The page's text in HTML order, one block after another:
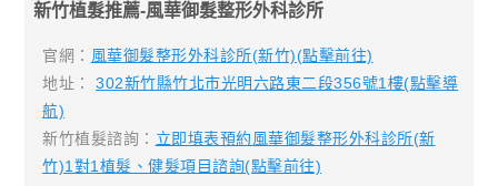
新竹植髮推薦-風華御髮整形外科診所
官網： 風華御髮整形外科診所(新竹)(點擊前往)
地址：302新竹縣竹北市光明六路東二段356號1樓(點擊導
航)
新竹植髮諮詢： 立即填表預約風華御髮整形外科診所(新
竹)1對1植髮、健髮項目諮詢(點擊前往)